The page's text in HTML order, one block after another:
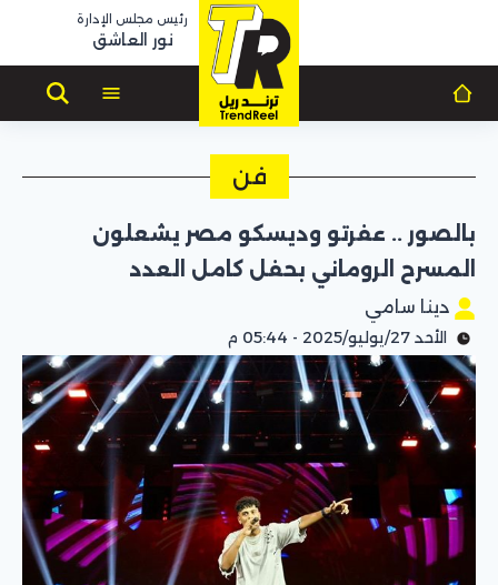
رئيس مجلس الإدارة
نور العاشق
فن
بالصور .. عفرتو وديسكو مصر يشعلون
المسرح الروماني بحفل كامل العدد
دينا سامي
الأحد 27/يوليو/2025 - 05:44 م